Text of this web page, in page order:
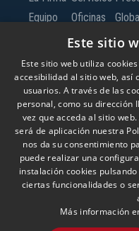
Equipo
Conocimiento
Oficinas
Iberia
Globales
© Andersen Tax LLC, Andersen
S.L.P. Andersen Tax & Legal,
firmas miembro españolas de
por firmas miembro que son
alrededor del mundo y que
marcas “Andersen Tax” o
servicios y no tiene
miembro, que tampoco poseen
Este sitio
Este sitio web utiliza
accesibilidad al sitio web, así
usuarios. A través de las
personal, como su dirección
vez que acceda al sitio
será de aplicación nuestra
nos da su consentimiento
puede realizar una
instalación cookies
ciertas funcionalidades o
Más información